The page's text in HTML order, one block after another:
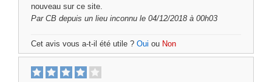
nouveau sur ce site.
Par CB depuis un lieu inconnu le 04/12/2018 à 00h03
Cet avis vous a-t-il été utile ? Oui ou Non